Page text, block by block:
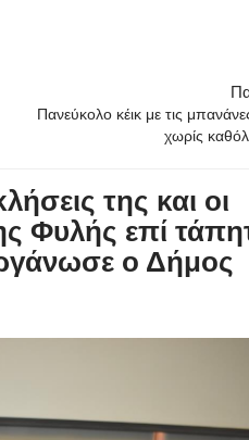
Πανεύκολο κέικ με τις
χωρίς
της και οι
Φυλής επί
ο Δήμος